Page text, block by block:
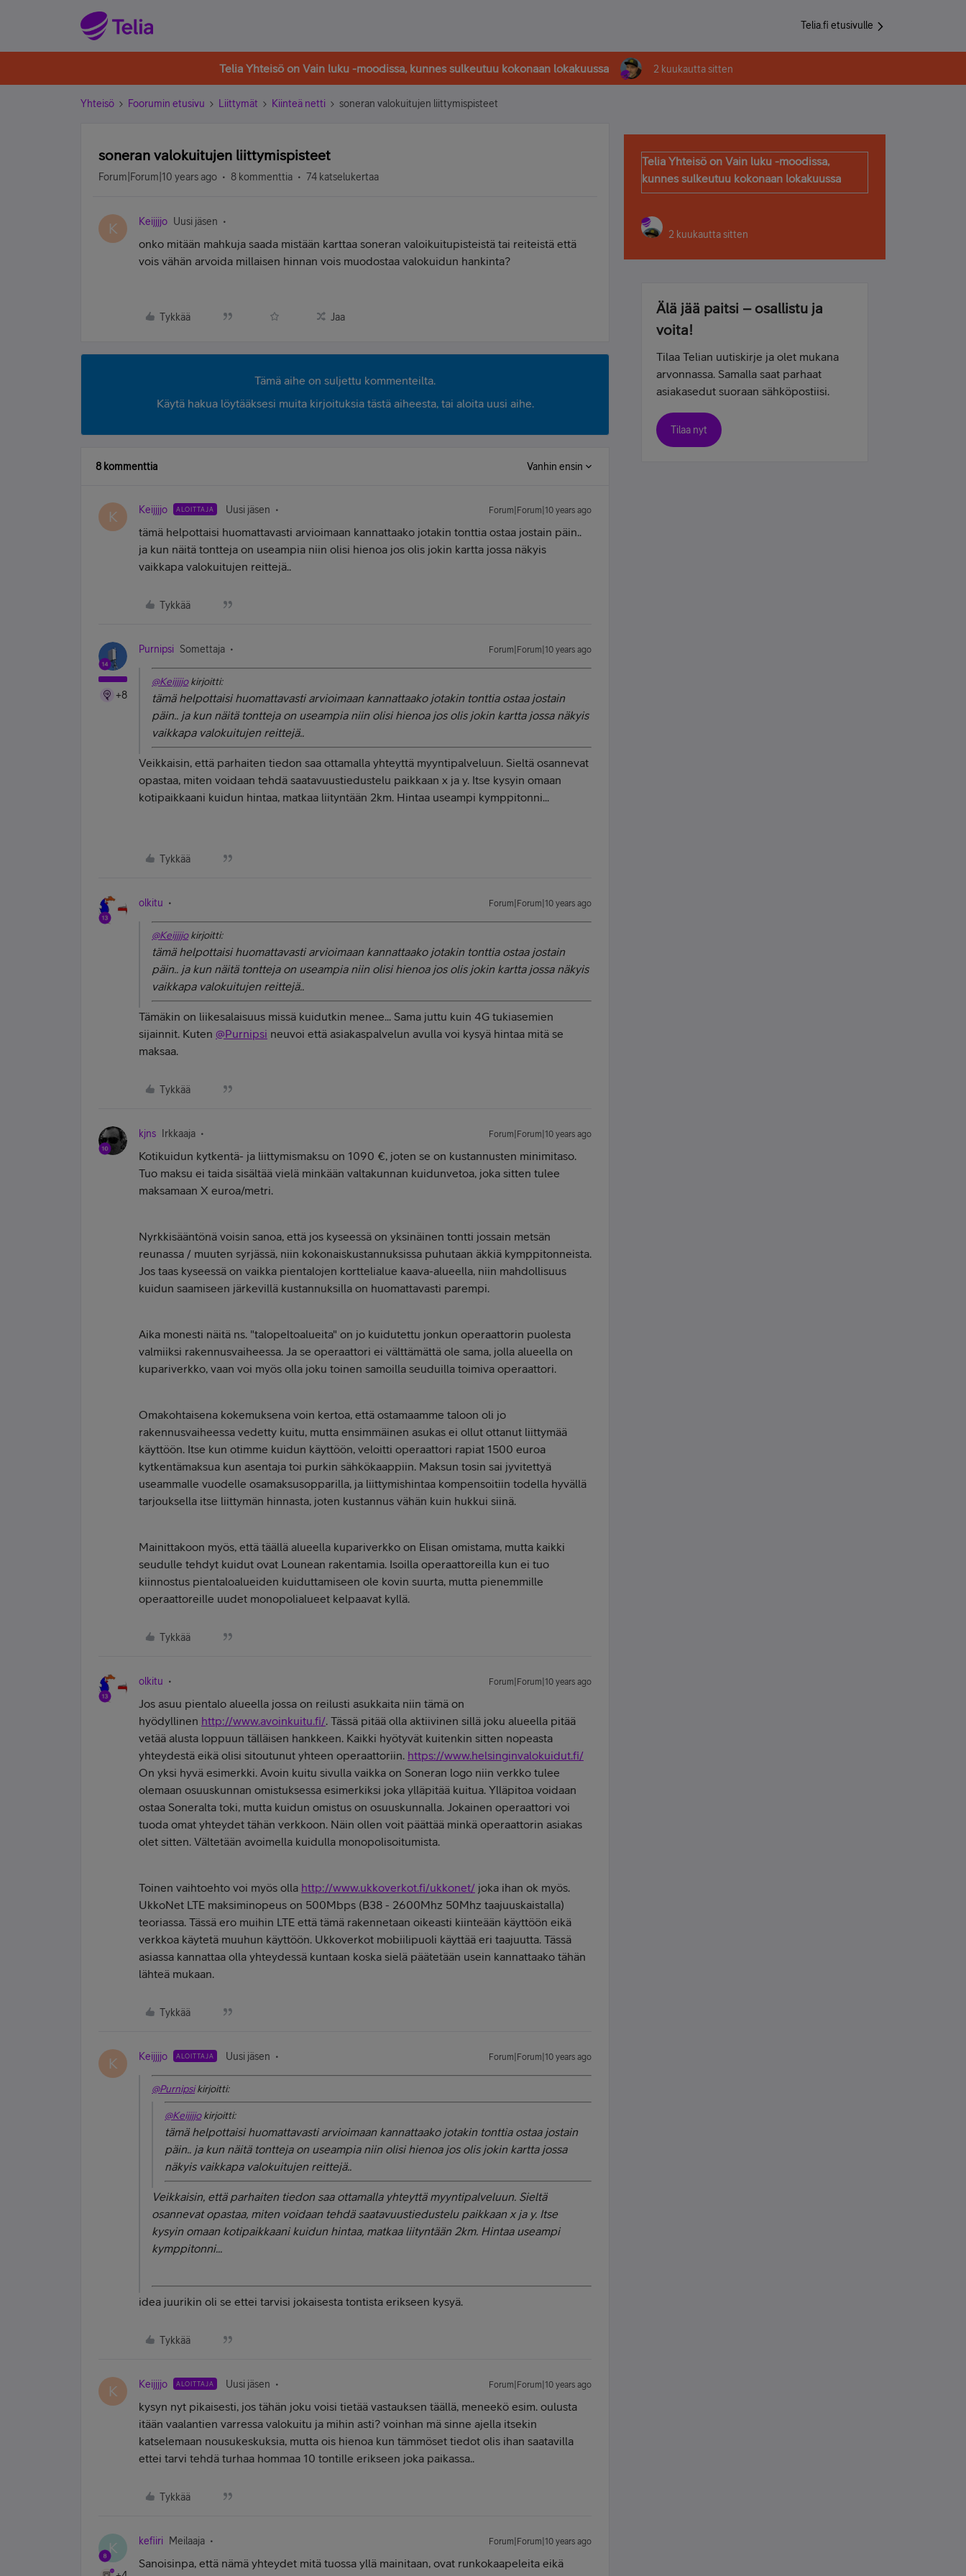
Telia.fi etusivulle
Telia Yhteisö on Vain luku -moodissa, kunnes sulkeutuu kokonaan lokakuussa 2 kuukautta sitten
Yhteisö Foorumin etusivu Liittymät Kiinteä netti soneran valokuitujen liittymispisteet
soneran valokuitujen liittymispisteet
Forum|Forum|10 years ago 8 kommenttia 74 katselukertaa
K Keijjjjo Uusi jäsen
onko mitään mahkuja saada mistään karttaa soneran valoikuitupisteistä tai reiteistä että
vois vähän arvoida millaisen hinnan vois muodostaa valokuidun hankinta?
Tykkää Jaa
Tämä aihe on suljettu kommenteilta.
Käytä hakua löytääksesi muita kirjoituksia tästä aiheesta, tai aloita uusi aihe.
8 kommenttia Vanhin ensin
K Keijjjjo ALOITTAJA Uusi jäsen Forum|Forum|10 years ago
tämä helpottaisi huomattavasti arvioimaan kannattaako jotakin tonttia ostaa jostain päin..
ja kun näitä tontteja on useampia niin olisi hienoa jos olis jokin kartta jossa näkyis
vaikkapa valokuitujen reittejä..
Tykkää
+8
Purnipsi Somettaja Forum|Forum|10 years ago
@Keijjjjokirjoitti:
tämä helpottaisi huomattavasti arvioimaan kannattaako jotakin tonttia ostaa jostain
päin.. ja kun näitä tontteja on useampia niin olisi hienoa jos olis jokin kartta jossa näkyis
vaikkapa valokuitujen reittejä..
Veikkaisin, että parhaiten tiedon saa ottamalla yhteyttä myyntipalveluun. Sieltä osannevat
opastaa, miten voidaan tehdä saatavuustiedustelu paikkaan x ja y. Itse kysyin omaan
kotipaikkaani kuidun hintaa, matkaa liityntään 2km. Hintaa useampi kymppitonni...
Tykkää
olkitu Forum|Forum|10 years ago
@Keijjjjokirjoitti:
tämä helpottaisi huomattavasti arvioimaan kannattaako jotakin tonttia ostaa jostain
päin.. ja kun näitä tontteja on useampia niin olisi hienoa jos olis jokin kartta jossa näkyis
vaikkapa valokuitujen reittejä..
Tämäkin on liikesalaisuus missä kuidutkin menee... Sama juttu kuin 4G tukiasemien
sijainnit. Kuten @Purnipsi neuvoi että asiakaspalvelun avulla voi kysyä hintaa mitä se
maksaa.
Tykkää
kjns Irkkaaja Forum|Forum|10 years ago
Kotikuidun kytkentä- ja liittymismaksu on 1090 €, joten se on kustannusten minimitaso.
Tuo maksu ei taida sisältää vielä minkään valtakunnan kuidunvetoa, joka sitten tulee
maksamaan X euroa/metri.
Nyrkkisääntönä voisin sanoa, että jos kyseessä on yksinäinen tontti jossain metsän
reunassa / muuten syrjässä, niin kokonaiskustannuksissa puhutaan äkkiä kymppitonneista.
Jos taas kyseessä on vaikka pientalojen korttelialue kaava-alueella, niin mahdollisuus
kuidun saamiseen järkevillä kustannuksilla on huomattavasti parempi.
Aika monesti näitä ns. "talopeltoalueita" on jo kuidutettu jonkun operaattorin puolesta
valmiiksi rakennusvaiheessa. Ja se operaattori ei välttämättä ole sama, jolla alueella on
kupariverkko, vaan voi myös olla joku toinen samoilla seuduilla toimiva operaattori.
Omakohtaisena kokemuksena voin kertoa, että ostamaamme taloon oli jo
rakennusvaiheessa vedetty kuitu, mutta ensimmäinen asukas ei ollut ottanut liittymää
käyttöön. Itse kun otimme kuidun käyttöön, veloitti operaattori rapiat 1500 euroa
kytkentämaksua kun asentaja toi purkin sähkökaappiin. Maksun tosin sai jyvitettyä
useammalle vuodelle osamaksusopparilla, ja liittymishintaa kompensoitiin todella hyvällä
tarjouksella itse liittymän hinnasta, joten kustannus vähän kuin hukkui siinä.
Mainittakoon myös, että täällä alueella kupariverkko on Elisan omistama, mutta kaikki
seudulle tehdyt kuidut ovat Lounean rakentamia. Isoilla operaattoreilla kun ei tuo
kiinnostus pientaloalueiden kuiduttamiseen ole kovin suurta, mutta pienemmille
operaattoreille uudet monopolialueet kelpaavat kyllä.
Tykkää
olkitu Forum|Forum|10 years ago
Jos asuu pientalo alueella jossa on reilusti asukkaita niin tämä on
hyödyllinen http://www.avoinkuitu.fi/. Tässä pitää olla aktiivinen sillä joku alueella pitää
vetää alusta loppuun tälläisen hankkeen. Kaikki hyötyvät kuitenkin sitten nopeasta
yhteydestä eikä olisi sitoutunut yhteen operaattoriin. https://www.helsinginvalokuidut.fi/
On yksi hyvä esimerkki. Avoin kuitu sivulla vaikka on Soneran logo niin verkko tulee
olemaan osuuskunnan omistuksessa esimerkiksi joka ylläpitää kuitua. Ylläpitoa voidaan
ostaa Soneralta toki, mutta kuidun omistus on osuuskunnalla. Jokainen operaattori voi
tuoda omat yhteydet tähän verkkoon. Näin ollen voit päättää minkä operaattorin asiakas
olet sitten. Vältetään avoimella kuidulla monopolisoitumista.
Toinen vaihtoehto voi myös olla http://www.ukkoverkot.fi/ukkonet/ joka ihan ok myös.
UkkoNet LTE maksiminopeus on 500Mbps (B38 - 2600Mhz 50Mhz taajuuskaistalla)
teoriassa. Tässä ero muihin LTE että tämä rakennetaan oikeasti kiinteään käyttöön eikä
verkkoa käytetä muuhun käyttöön. Ukkoverkot mobiilipuoli käyttää eri taajuutta. Tässä
asiassa kannattaa olla yhteydessä kuntaan koska sielä päätetään usein kannattaako tähän
lähteä mukaan.
Tykkää
K Keijjjjo ALOITTAJA Uusi jäsen Forum|Forum|10 years ago
@Purnipsikirjoitti:
@Keijjjjokirjoitti:
tämä helpottaisi huomattavasti arvioimaan kannattaako jotakin tonttia ostaa jostain
päin.. ja kun näitä tontteja on useampia niin olisi hienoa jos olis jokin kartta jossa
näkyis vaikkapa valokuitujen reittejä..
Veikkaisin, että parhaiten tiedon saa ottamalla yhteyttä myyntipalveluun. Sieltä
osannevat opastaa, miten voidaan tehdä saatavuustiedustelu paikkaan x ja y. Itse
kysyin omaan kotipaikkaani kuidun hintaa, matkaa liityntään 2km. Hintaa useampi
kymppitonni...
idea juurikin oli se ettei tarvisi jokaisesta tontista erikseen kysyä.
Tykkää
K Keijjjjo ALOITTAJA Uusi jäsen Forum|Forum|10 years ago
kysyn nyt pikaisesti, jos tähän joku voisi tietää vastauksen täällä, meneekö esim. oulusta
itään vaalantien varressa valokuitu ja mihin asti? voinhan mä sinne ajella itsekin
katselemaan nousukeskuksia, mutta ois hienoa kun tämmöset tiedot olis ihan saatavilla
ettei tarvi tehdä turhaa hommaa 10 tontille erikseen joka paikassa..
Tykkää
K kefiiri Meilaaja Forum|Forum|10 years ago
Sanoisinpa, että nämä yhteydet mitä tuossa yllä mainitaan, ovat runkokaapeleita eikä
Telia Yhteisö on Vain luku -moodissa,
kunnes sulkeutuu kokonaan lokakuussa
2 kuukautta sitten
Älä jää paitsi – osallistu ja
voita!
Tilaa Telian uutiskirje ja olet mukana
arvonnassa. Samalla saat parhaat
asiakasedut suoraan sähköpostiisi.
Tilaa nyt